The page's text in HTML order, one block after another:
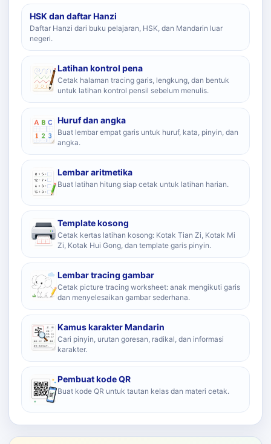
HSK dan daftar Hanzi
Daftar Hanzi dari buku pelajaran, HSK, dan Mandarin luar
negeri.
Latihan kontrol pena
Cetak halaman tracing garis, lengkung, dan bentuk
untuk latihan kontrol pensil sebelum menulis.
Huruf dan angka
Buat lembar empat garis untuk huruf, kata, pinyin, dan
angka.
Lembar aritmetika
Buat latihan hitung siap cetak untuk latihan harian.
Template kosong
Cetak kertas latihan kosong: Kotak Tian Zi, Kotak Mi
Zi, Kotak Hui Gong, dan template garis pinyin.
Lembar tracing gambar
Cetak picture tracing worksheet: anak mengikuti garis
dan menyelesaikan gambar sederhana.
Kamus karakter Mandarin
Cari pinyin, urutan goresan, radikal, dan informasi
karakter.
Pembuat kode QR
Buat kode QR untuk tautan kelas dan materi cetak.